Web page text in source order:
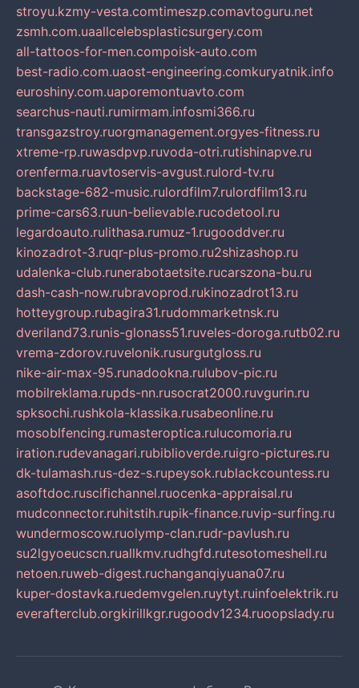
stroyu.kzmy-vesta.comtimeszp.comavtoguru.net
zsmh.com.uaallcelebsplasticsurgery.com
all-tattoos-for-men.compoisk-auto.com
best-radio.com.uaost-engineering.comkuryatnik.info
euroshiny.com.uaporemontuavto.com
searchus-nauti.rumirmam.infosmi366.ru
transgazstroy.ruorgmanagement.orgyes-fitness.ru
xtreme-rp.ruwasdpvp.ruvoda-otri.rutishinapve.ru
orenferma.ruavtoservis-avgust.rulord-tv.ru
backstage-682-music.rulordfilm7.rulordfilm13.ru
prime-cars63.ruun-believable.rucodetool.ru
legardoauto.rulithasa.rumuz-1.rugooddver.ru
kinozadrot-3.ruqr-plus-promo.ru2shizashop.ru
udalenka-club.runerabotaetsite.rucarszona-bu.ru
dash-cash-now.rubravoprod.rukinozadrot13.ru
hotteygroup.rubagira31.rudommarketnsk.ru
dveriland73.runis-glonass51.ruveles-doroga.rutb02.ru
vrema-zdorov.ruvelonik.rusurgutgloss.ru
nike-air-max-95.runadookna.rulubov-pic.ru
mobilreklama.rupds-nn.rusocrat2000.ruvgurin.ru
spksochi.rushkola-klassika.rusabeonline.ru
mosoblfencing.rumasteroptica.rulucomoria.ru
iration.rudevanagari.rubiblioverde.ruigro-pictures.ru
dk-tulamash.rus-dez-s.rupeysok.rublackcountess.ru
asoftdoc.ruscifichannel.ruocenka-appraisal.ru
mudconnector.ruhitstih.rupik-finance.ruvip-surfing.ru
wundermoscow.ruolymp-clan.rudr-pavlush.ru
su2lgyoeucscn.ruallkmv.rudhgfd.rutesotomeshell.ru
netoen.ruweb-digest.ruchanganqiyuana07.ru
kuper-dostavka.ruedemvgelen.ruytyt.ruinfoelektrik.ru
everafterclub.orgkirillkgr.rugoodv1234.ruoopslady.ru